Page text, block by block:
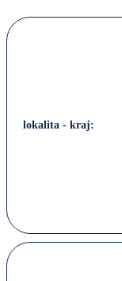
lokalita - kraj: